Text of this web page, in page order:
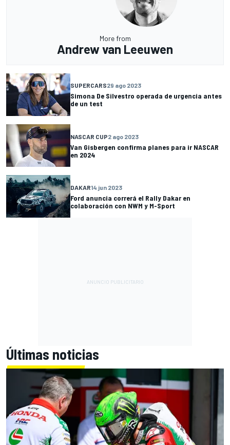
More from
Andrew van Leeuwen
SUPERCARS29 ago 2023
Simona De Silvestro operada de urgencia antes
de un test
NASCAR CUP2 ago 2023
Van Gisbergen confirma planes para ir NASCAR
en 2024
DAKAR14 jun 2023
Ford anuncia correrá el Rally Dakar en
colaboración con NWM y M-Sport
Últimas noticias